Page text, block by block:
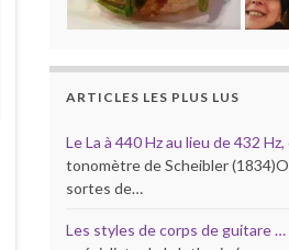
ARTICLES LES PLUS LUS
Le La à 440 Hz au lieu de 432
tonomètre de Scheibler
sortes de…
Les styles de corps de guitare …